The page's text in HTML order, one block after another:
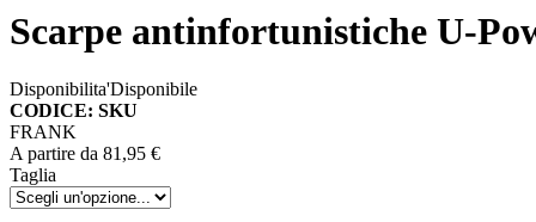
Scarpe antinfortunistiche U-
Disponibilita'Disponibile
CODICE: SKU
FRANK
A partire da 81,95 €
Taglia